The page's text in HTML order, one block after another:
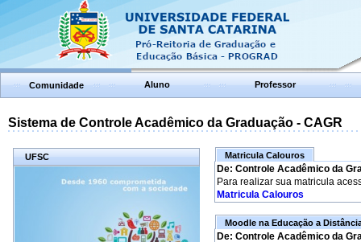
Comunidade Aluno Professor
Sistema de Controle Acadêmico da Graduação - CAGR
UFSC Matricula Calouros
De: Controle Acadêmico da
Para realizar sua matricula
Matricula Calouros
Moodle na Educação a
De: Controle Acadêmico da